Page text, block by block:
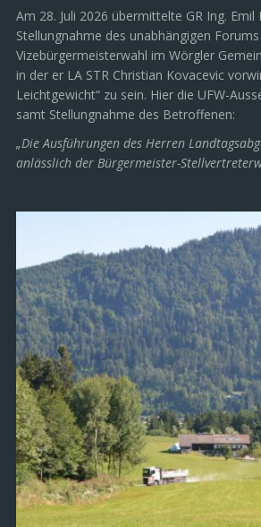
Am 28. Juli 2026 übermittelte GR Ing. Emil
Stellungnahme des unabhängigen
Vizebürgermeisterwahl im Wörgler
in der er LA STR Christian Kovacevic
Leichtgewicht“ zu sein. Hier die UFW-
samt Stellungnahme des Betroffenen:
„Die Ausführungen des Herren
anlässlich der Bürgermeister-